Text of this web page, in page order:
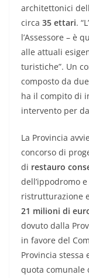
architettonici
circa 35 ettari.
l’Assessore – è
alle attuali
turistiche”. Un
composto da
ha il compito di
intervento per
La Provincia
concorso di
di restauro
dell’ippodromo
ristrutturazione
21 milioni di
dovuto dalla
in favore del
Provincia stessa
quota comunale